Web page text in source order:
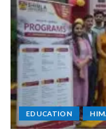
EDUCATION